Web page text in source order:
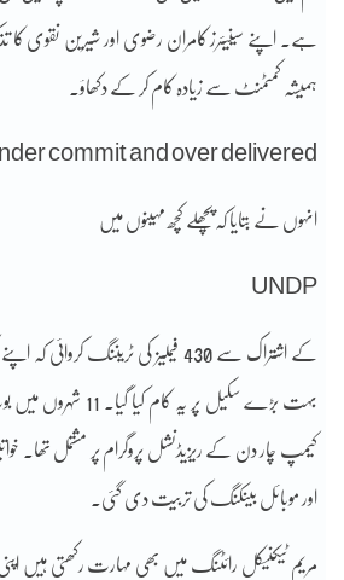
ہے۔ اپنے سینیئرز کامران رضوی اور شیرین نقوی کا
ہمیشہ کمٹمنٹ سے زیادہ کام کر کے دکھاؤ۔
commit and over delivered
انہوں نے بتایا کہ پچھلے کچھ مہینوں میں
UNDP
کے اشتراک سے 430 فیملیز کی ٹریننگ
بہت بڑے سکیل پر یہ
کیمپ چار دن کے ریزیڈنشل پروگرام پر مشتمل تھا۔
اور موبائل بینکنگ کی تربیت دی گئی۔
مریم ٹیکنیکل رائٹنگ میں بھی مہارت رکھتی ہیں